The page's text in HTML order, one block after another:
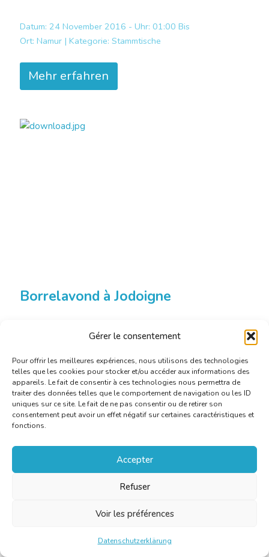
Gérer le consentement
Pour offrir les meilleures expériences, nous utilisons des technologies
telles que les cookies pour stocker et/ou accéder aux informations des
appareils. Le fait de consentir à ces technologies nous permettra de
traiter des données telles que le comportement de navigation ou les ID
uniques sur ce site. Le fait de ne pas consentir ou de retirer son
consentement peut avoir un effet négatif sur certaines caractéristiques et
fonctions.
Accepter
Refuser
Voir les préférences
Datenschutzerklärung
Datum: 24 November 2016 - Uhr: 01:00 Bis
Ort: Namur | Kategorie: Stammtische
Mehr erfahren
Borrelavond à Jodoigne
Datum: 15 April 2016 - Uhr: 18:30 Bis
Jodoigne |Kategorie:Stammtische
Mehr erfahren